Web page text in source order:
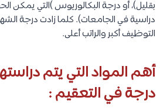
دراسية في الجامعات). كلما زادت درجة
التوظيف أكبر والراتب أعلى.
أهم المواد التي يتم
درجة في التعقيم :